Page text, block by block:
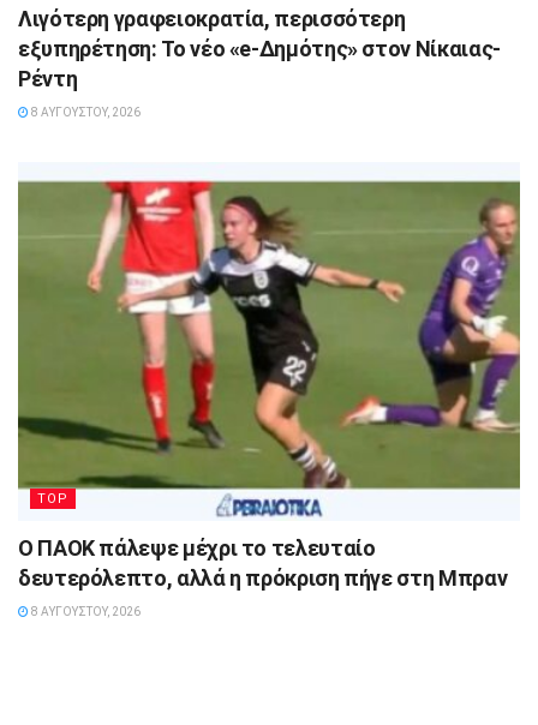
Λιγότερη γραφειοκρατία, περισσότερη
εξυπηρέτηση: Το νέο «e-Δημότης» στον Νίκαιας-
Ρέντη
8 ΑΥΓΟΎΣΤΟΥ, 2026
TOP
Ο ΠΑΟΚ πάλεψε μέχρι το τελευταίο
δευτερόλεπτο, αλλά η πρόκριση πήγε στη Μπραν
8 ΑΥΓΟΎΣΤΟΥ, 2026